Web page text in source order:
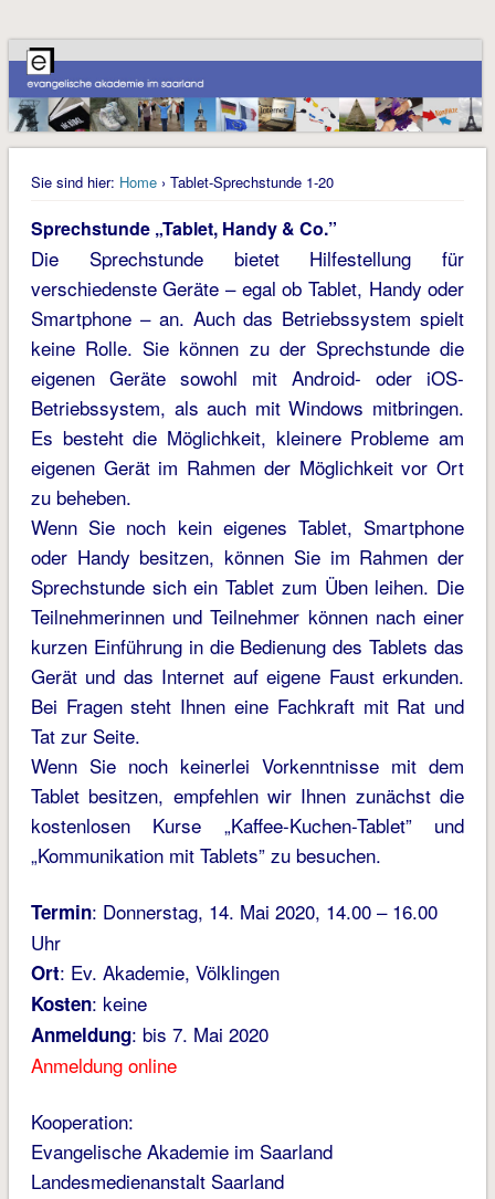
Sie sind hier: Home› Tablet-Sprechstunde 1-20
Sprechstunde „Tablet, Handy & Co.”
Die Sprechstunde bietet Hilfestellung für
verschiedenste Geräte – egal ob Tablet, Handy oder
Smartphone – an. Auch das Betriebssystem spielt
keine Rolle. Sie können zu der Sprechstunde die
eigenen Geräte sowohl mit Android- oder iOS-
Betriebssystem, als auch mit Windows mitbringen.
Es besteht die Möglichkeit, kleinere Probleme am
eigenen Gerät im Rahmen der Möglichkeit vor Ort
zu beheben.
Wenn Sie noch kein eigenes Tablet, Smartphone
oder Handy besitzen, können Sie im Rahmen der
Sprechstunde sich ein Tablet zum Üben leihen. Die
Teilnehmerinnen und Teilnehmer können nach einer
kurzen Einführung in die Bedienung des Tablets das
Gerät und das Internet auf eigene Faust erkunden.
Bei Fragen steht Ihnen eine Fachkraft mit Rat und
Tat zur Seite.
Wenn Sie noch keinerlei Vorkenntnisse mit dem
Tablet besitzen, empfehlen wir Ihnen zunächst die
kostenlosen Kurse „Kaffee-Kuchen-Tablet” und
„Kommunikation mit Tablets” zu besuchen.
Termin: Donnerstag, 14. Mai 2020, 14.00 – 16.00
Uhr
Ort: Ev. Akademie, Völklingen
Kosten: keine
Anmeldung: bis 7. Mai 2020
Anmeldung online
Kooperation:
Evangelische Akademie im Saarland
Landesmedienanstalt Saarland